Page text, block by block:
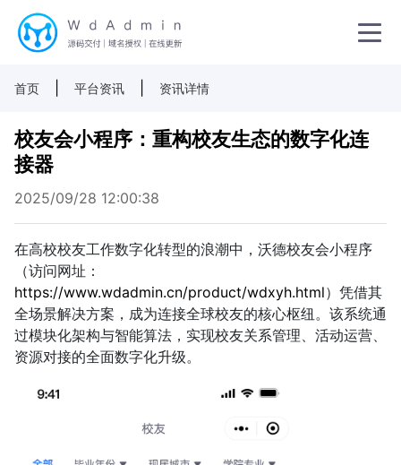
首页 平台资讯 资讯详情
校友会小程序：重构校友生态的数字化连
接器
2025/09/28 12:00:38
在高校校友工作数字化转型的浪潮中，沃德校友会小程序
（访问网址：
https://www.wdadmin.cn/product/wdxyh.html）凭借其
全场景解决方案，成为连接全球校友的核心枢纽。该系统通
过模块化架构与智能算法，实现校友关系管理、活动运营、
资源对接的全面数字化升级。